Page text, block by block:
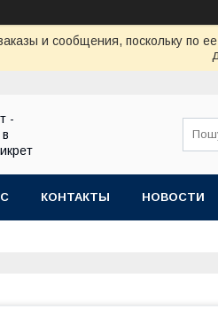
и сообщения, поскольку
-
КОНТАКТЫ НОВОСТИ